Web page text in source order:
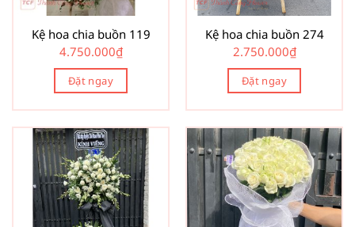
Kệ hoa chia buồn 119
4.750.000₫
Đặt ngay
Kệ hoa chia buồn 274
2.750.000₫
Đặt ngay